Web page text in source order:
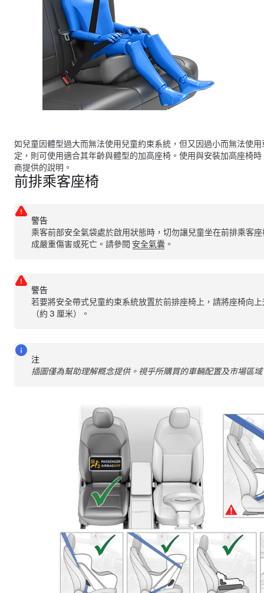
如兒童因體型過大而無法使用兒童約束系統，但又因過小而無法使
定，則可使用適合其年齡與體型的加高座椅。使用與安裝加高座椅
商提供的說明。
前排乘客座椅
警告
乘客前部安全氣袋處於啟用狀態時，切勿讓兒童坐在前排乘客
成嚴重傷害或死亡。請參閱 安全氣囊 。
警告
若要將安全帶式兒童約束系統放置於前排座椅上，請將座椅向
（約 3 厘米）。
注
插圖僅為幫助理解概念提供。視乎所購買的車輛配置及市場區